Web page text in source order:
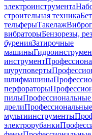
электроинструмента
строительная техника
тельферыТакелаж
вибраторыБензорезы,
буренияЗатирочные
машины
инструмент
шуруповерты
шлифмашины
перфораторы
пилыПрофессиональные
дрели
мультиинструменты
электрорубанки